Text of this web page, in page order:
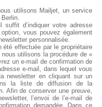
utilisons Mailjet, un service
d’indiquer votre adresse
vous pouvez également
personnalisée.
été effectuée par le propriétaire
utilisons la procédure de «
un e-mail de confirmation de
e-mail, dans lequel vous
newsletter en cliquant sur un
la liste de diffusion de la
Afin de conserver une preuve,
l’envoi de l’e-mail de
demandée. Dans ce